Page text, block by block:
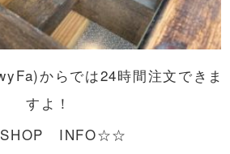
からでは24時間注文できま
すよ！
INFO☆☆